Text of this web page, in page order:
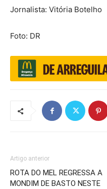
Jornalista: Vitória Botelho
Foto: DR
Artigo anterior
ROTA DO MEL REGRESSA A
MONDIM DE BASTO NESTE